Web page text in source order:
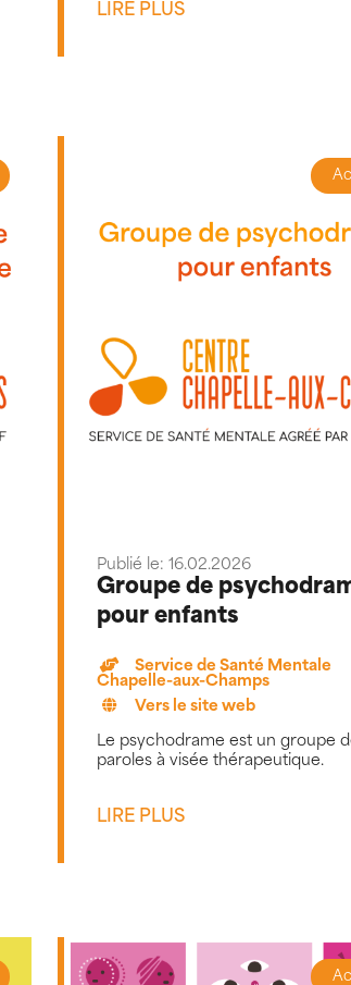
LIRE PLUS
Publié le: 16.02.2026
Groupe de
pour enfants
Service de Santé Mentale
Chapelle-aux-Champs
Vers le site web
Le psychodrame est un groupe
paroles à visée thérapeutique.
LIRE PLUS